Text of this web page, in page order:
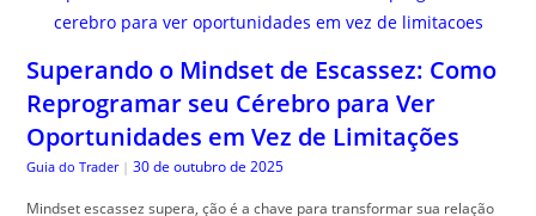
Superando o Mindset de Escassez: Como
Reprogramar seu Cérebro para Ver
Oportunidades em Vez de Limitações
Guia do Trader | 30 de outubro de 2025
Mindset escassez supera, ção é a chave para transformar sua relação